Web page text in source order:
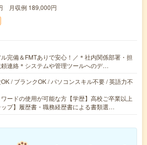
月収例 189,000円
完備＆FMTありで安心！／＊社内関係部署・担
連絡＊システムや管理ツールへのデ…
/ ブランクOK / パソコンスキル不要 / 英語力不
ードの使用が可能な方【学歴】高校ご卒業以上
ップ】履歴書・職務経歴書による書類選…